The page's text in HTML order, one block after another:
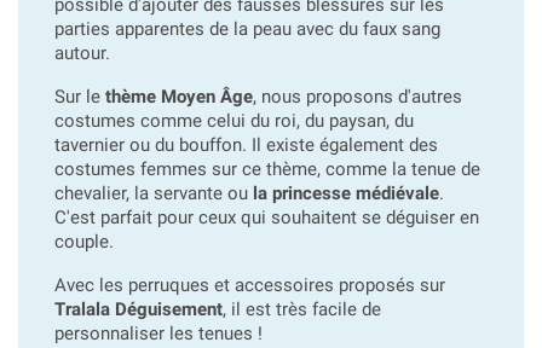
possible d'ajouter des fausses blessures sur les
parties apparentes de la peau avec du faux sang
autour.
Sur le thème Moyen Âge, nous proposons d'autres
costumes comme celui du roi, du paysan, du
tavernier ou du bouffon. Il existe également des
costumes femmes sur ce thème, comme la tenue de
chevalier, la servante ou la princesse médiévale.
C'est parfait pour ceux qui souhaitent se déguiser en
couple.
Avec les perruques et accessoires proposés sur
Tralala Déguisement, il est très facile de
personnaliser les tenues !